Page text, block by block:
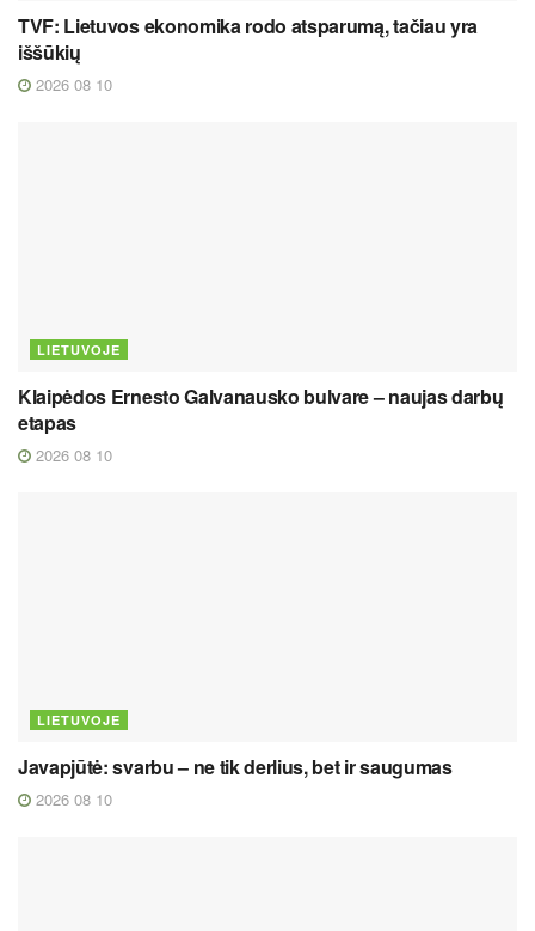
TVF: Lietuvos ekonomika rodo atsparumą, tačiau yra
iššūkių
2026 08 10
LIETUVOJE
Klaipėdos Ernesto Galvanausko bulvare – naujas darbų
etapas
2026 08 10
LIETUVOJE
Javapjūtė: svarbu – ne tik derlius, bet ir saugumas
2026 08 10